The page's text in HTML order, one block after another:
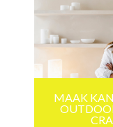
MAAK